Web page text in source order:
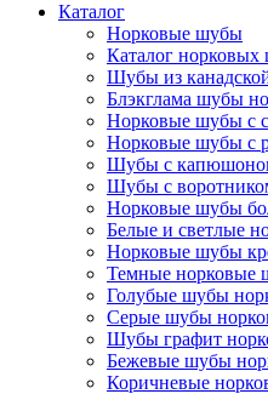
Каталог
Норковые шубы
Каталог норковых
Шубы из
Блэкглама шубы
Норковые шубы с
Норковые шубы с
Шубы с
Шубы с
Норковые шубы
Белые и светлые
Норковые шубы
Темные норковые
Голубые шубы
Серые шубы
Шубы графит
Бежевые шубы
Коричневые